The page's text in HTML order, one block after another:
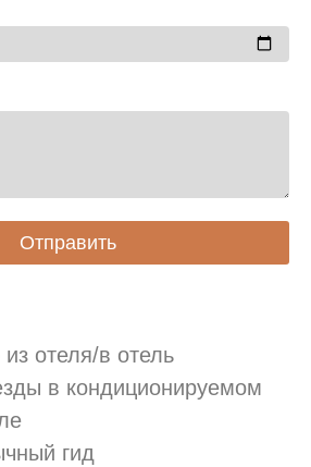
Отправить
отеля/в отель
в кондиционируемом
гид